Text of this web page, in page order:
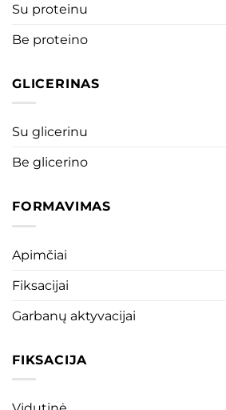
Su proteinu
Be proteino
GLICERINAS
Su glicerinu
Be glicerino
FORMAVIMAS
Apimčiai
Fiksacijai
Garbanų aktyvacijai
FIKSACIJA